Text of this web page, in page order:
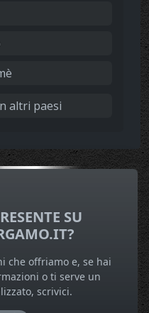
altri paesi
SU
che offriamo e, se hai
o ti serve un
scrivici.